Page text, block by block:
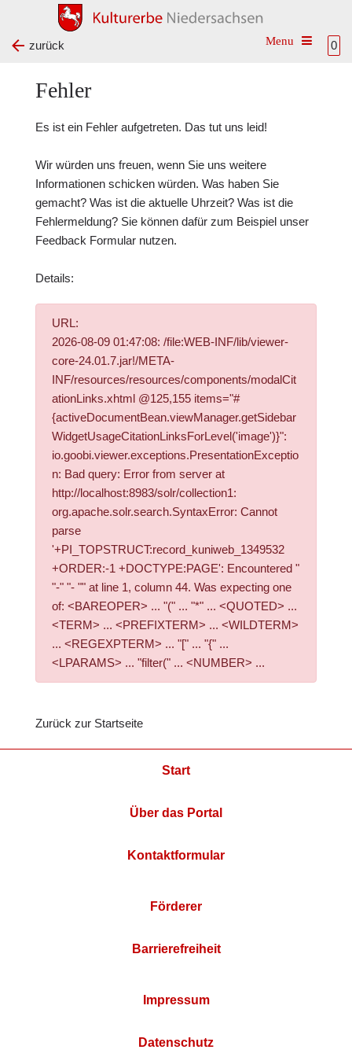
0
Toggle
zurück
Fehler
Es ist ein Fehler aufgetreten. Das tut uns leid!
Wir würden uns freuen, wenn Sie uns weitere
Informationen schicken würden. Was haben Sie
gemacht? Was ist die aktuelle Uhrzeit? Was ist die
Fehlermeldung? Sie können dafür zum Beispiel unser
Feedback Formularnutzen.
Details:
URL:
2026-08-09 01:47:08: /file:WEB-INF/lib/viewer-
core-24.01.7.jar!/META-
INF/resources/resources/components/modalCit
ationLinks.xhtml @125,155 items="#
{activeDocumentBean.viewManager.getSidebar
WidgetUsageCitationLinksForLevel('image')}":
io.goobi.viewer.exceptions.PresentationExceptio
n: Bad query: Error from server at
http://localhost:8983/solr/collection1:
org.apache.solr.search.SyntaxError: Cannot
parse
'+PI_TOPSTRUCT:record_kuniweb_1349532
+ORDER:-1 +DOCTYPE:PAGE': Encountered "
"-" "- "" at line 1, column 44. Was expecting one
of: <BAREOPER> ... "(" ... "*" ... <QUOTED> ...
<TERM> ... <PREFIXTERM> ... <WILDTERM>
... <REGEXPTERM> ... "[" ... "{" ...
<LPARAMS> ... "filter(" ... <NUMBER> ...
Zurück zur Startseite
Start
Über das Portal
Kontaktformular
Förderer
Barrierefreiheit
Impressum
Datenschutz